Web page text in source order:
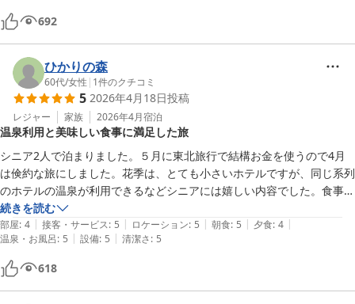
692
ひかりの森
60代/女性 | 1件のクチコミ
5 2026年4月18日投稿
レジャー 家族 2026年4月宿泊
温泉利用と美味しい食事に満足した旅
シニア2人で泊まりました。５月に東北旅行で結構お金を使うので4月
は倹約な旅にしました。花季は、とても小さいホテルですが、同じ系列
のホテルの温泉が利用できるなどシニアには嬉しい内容でした。食事は
とても美味しく値段の割には良かったです。朝食にパンがないと伺って
いましたがとても美味しいパンもあり、和食のあとにデザートの様にコ
ーヒーと頂きました。朝食バイキングはどれもおかずが美味しく夜も豪
華だったのに流石にホテルニューアワジグループの食事だなぁと夫と感
心しました。予約がおそくなり和室しか取れなかったので残念でしたが
寝心地はベッドのように良かったので安心しました。
続きを読む
部屋: 4 | 接客・サービス: 5 | ロケーション: 5 | 朝食: 5 | 夕食: 4 |
温泉・お風呂: 5 | 設備: 5 | 清潔さ: 5
618